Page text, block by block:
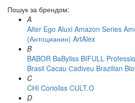
Пошук за брендом:
A
Alter Ego Aluxi Amazon Series
(Антоцианин) ArtAlex
B
BABOR BaByliss BIFULL
Brasil Cacau Сadiveu Brazilian
C
CHI Corioliss CULT.O
D